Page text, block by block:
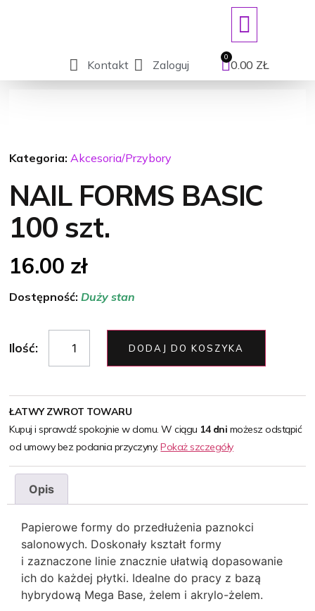
Kontakt Zaloguj 0.00 ZŁ
Kategoria:Akcesoria/Przybory
NAIL FORMS BASIC
100 szt.
16.00 zł
Dostępność:Duży stan
Ilość: DODAJ DO KOSZYKA
ŁATWY ZWROT TOWARU
Kupuj i sprawdź spokojnie w domu. W ciągu 14 dni możesz odstąpić
od umowy bez podania przyczyny.Pokaż szczegóły
Opis
Papierowe formy do przedłużenia paznokci
salonowych. Doskonały kształt formy
i zaznaczone linie znacznie ułatwią dopasowanie
ich do każdej płytki. Idealne do pracy z bazą
hybrydową Mega Base, żelem i akrylo-żelem.